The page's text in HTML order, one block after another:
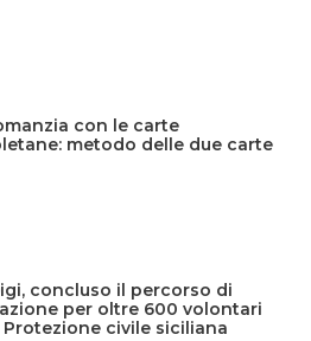
con le carte
metodo delle due carte
concluso il percorso di
per oltre 600 volontari
Protezione civile siciliana